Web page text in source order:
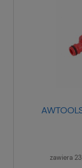
zawiera